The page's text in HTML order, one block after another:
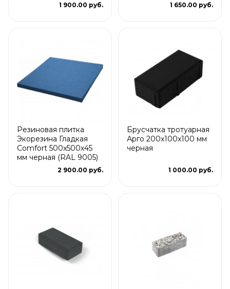
1 900.00 руб. 1 650.00 руб.
Резиновая плитка
Экорезина Гладкая
Comfort 500x500x45
мм черная (RAL 9005)
2 900.00 руб.
Брусчатка тротуарная
Арго 200x100x100 мм
черная
1 000.00 руб.